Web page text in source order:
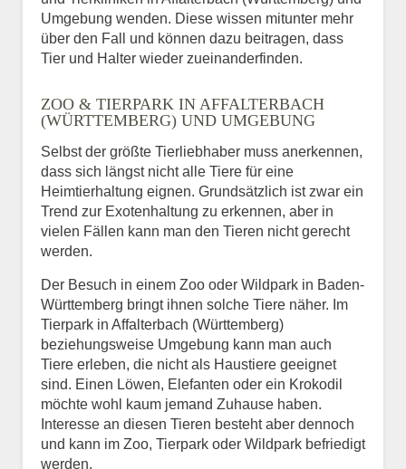
Umgebung wenden. Diese wissen mitunter mehr
über den Fall und können dazu beitragen, dass
Tier und Halter wieder zueinanderfinden.
ZOO & TIERPARK IN AFFALTERBACH
(WÜRTTEMBERG) UND UMGEBUNG
Selbst der größte Tierliebhaber muss anerkennen,
dass sich längst nicht alle Tiere für eine
Heimtierhaltung eignen. Grundsätzlich ist zwar ein
Trend zur Exotenhaltung zu erkennen, aber in
vielen Fällen kann man den Tieren nicht gerecht
werden.
Der Besuch in einem Zoo oder Wildpark in Baden-
Württemberg bringt ihnen solche Tiere näher. Im
Tierpark in Affalterbach (Württemberg)
beziehungsweise Umgebung kann man auch
Tiere erleben, die nicht als Haustiere geeignet
sind. Einen Löwen, Elefanten oder ein Krokodil
möchte wohl kaum jemand Zuhause haben.
Interesse an diesen Tieren besteht aber dennoch
und kann im Zoo, Tierpark oder Wildpark befriedigt
werden.